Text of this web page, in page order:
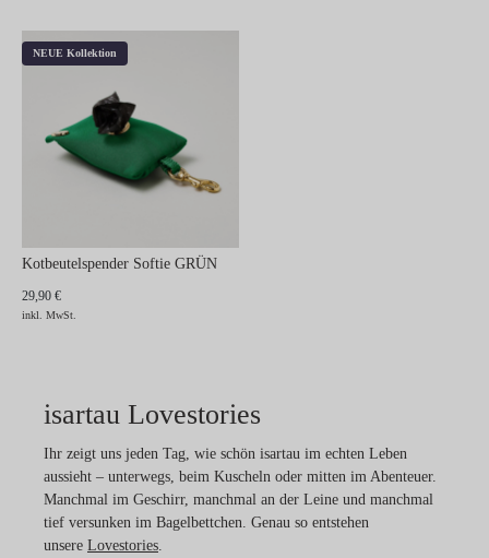
NEUE Kollektion
Kotbeutelspender Softie GRÜN
29,90 €
inkl. MwSt.
isartau Lovestories
Ihr zeigt uns jeden Tag, wie schön isartau im echten Leben
aussieht – unterwegs, beim Kuscheln oder mitten im Abenteuer.
Manchmal im Geschirr, manchmal an der Leine und manchmal
tief versunken im Bagelbettchen. Genau so entstehen
unsere Lovestories.